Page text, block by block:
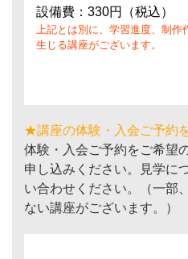
設備費：330円（税込）
上記とは別に、学習進度、制作
生じる講座がございます。
★講座の体験・入会ご予約
体験・入会ご予約をご希望
申し込みください。見学に
い合わせください。（一部
ない講座がございます。）